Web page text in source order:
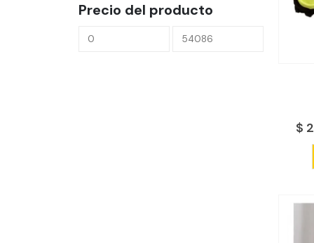
$
Precio del producto